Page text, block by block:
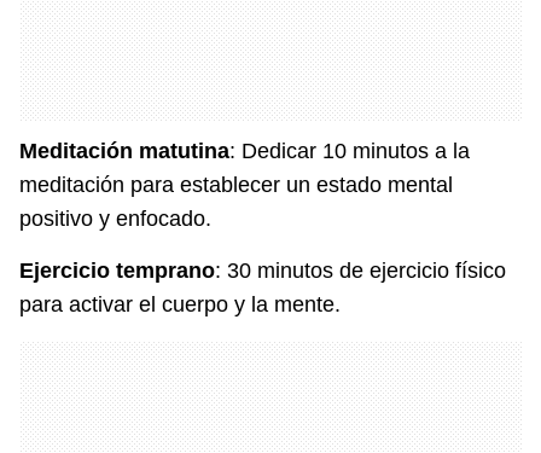
Meditación matutina: Dedicar 10 minutos a la
meditación para establecer un estado mental
positivo y enfocado.
Ejercicio temprano: 30 minutos de ejercicio físico
para activar el cuerpo y la mente.